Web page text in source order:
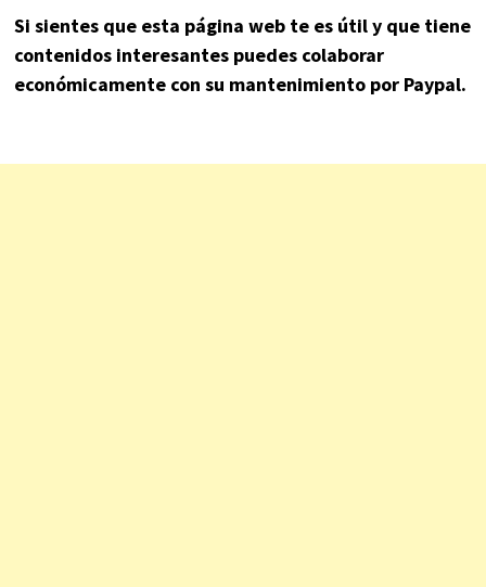
Si sientes que esta página web te es útil y que tiene
contenidos interesantes puedes colaborar
económicamente con su mantenimiento por Paypal.